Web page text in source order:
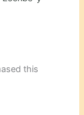
this